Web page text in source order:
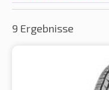
9 Ergebnisse